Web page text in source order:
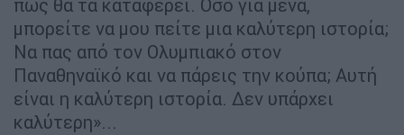
πως θα τα καταφέρει. Όσο για μένα,
μπορείτε να μου πείτε μια καλύτερη ιστορία;
Να πας από τον Ολυμπιακό στον
Παναθηναϊκό και να πάρεις την κούπα; Αυτή
είναι η καλύτερη ιστορία. Δεν υπάρχει
καλύτερη»...